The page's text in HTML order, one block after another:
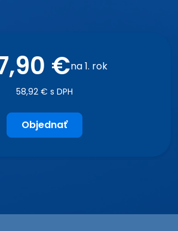
€na 1. rok
58,92 € s DPH
Objednať